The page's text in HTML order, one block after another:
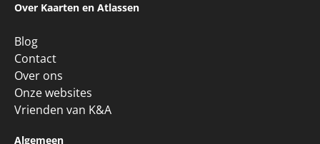
Over Kaarten en Atlassen
Blog
Contact
Over ons
Onze websites
Vrienden van K&A
Algemeen